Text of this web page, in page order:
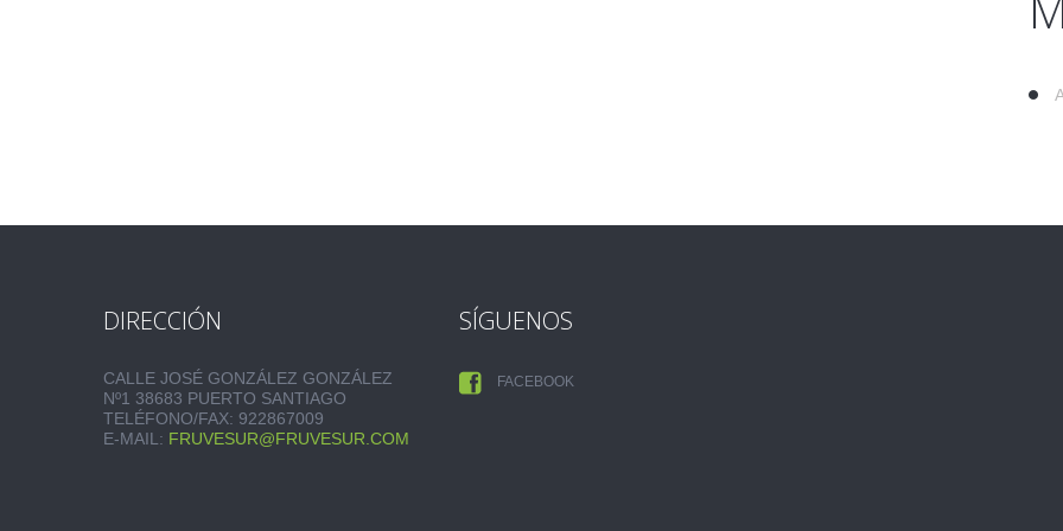
DIRECCIÓN
CALLE JOSÉ GONZÁLEZ GONZÁLEZ
Nº1 38683 PUERTO SANTIAGO
TELÉFONO/FAX: 922867009
E-MAIL: FRUVESUR@FRUVESUR.COM
SÍGUENOS
FACEBOOK